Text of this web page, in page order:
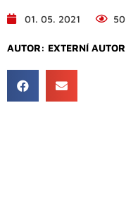
01. 05. 2021 50
AUTOR: EXTERNÍ AUTOR